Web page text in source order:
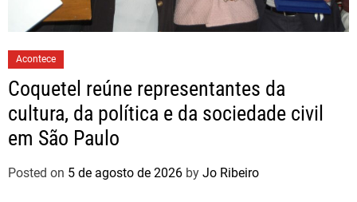
Acontece
Coquetel reúne representantes da
cultura, da política e da sociedade civil
em São Paulo
Posted on 5 de agosto de 2026 by Jo Ribeiro